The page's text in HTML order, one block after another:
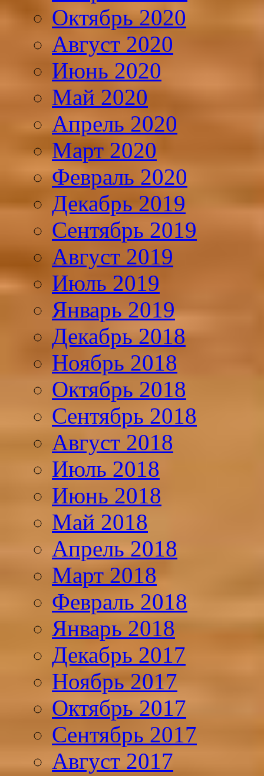
Октябрь 2020
Август 2020
Июнь 2020
Май 2020
Апрель 2020
Март 2020
Февраль 2020
Декабрь 2019
Сентябрь 2019
Август 2019
Июль 2019
Январь 2019
Декабрь 2018
Ноябрь 2018
Октябрь 2018
Сентябрь 2018
Август 2018
Июль 2018
Июнь 2018
Май 2018
Апрель 2018
Март 2018
Февраль 2018
Январь 2018
Декабрь 2017
Ноябрь 2017
Октябрь 2017
Сентябрь 2017
Август 2017